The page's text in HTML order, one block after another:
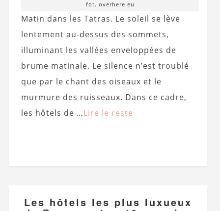
fot. overhere.eu
Matin dans les Tatras. Le soleil se lève
lentement au-dessus des sommets,
illuminant les vallées enveloppées de
brume matinale. Le silence n’est troublé
que par le chant des oiseaux et le
murmure des ruisseaux. Dans ce cadre,
les hôtels de …Lire le reste
Les hôtels les plus luxueux